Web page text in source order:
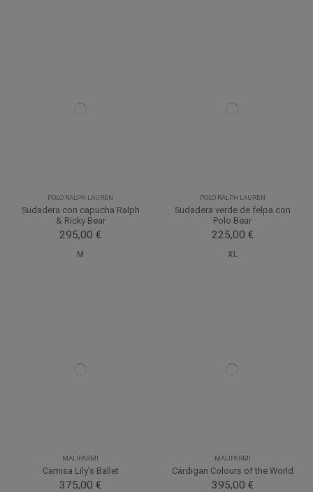
POLO RALPH LAUREN
Sudadera con capucha Ralph
& Ricky Bear
295,00 €
M
POLO RALPH LAUREN
Sudadera verde de felpa con
Polo Bear
225,00 €
XL
MALIPARMI
Camisa Lily’s Ballet
375,00 €
MALIPARMI
Cárdigan Colours of the World
395,00 €